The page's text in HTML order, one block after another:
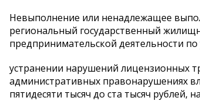
Невыполнение или ненадлежащее
региональный государственный
предпринимательской деятельности
устранении нарушений лицензионных
административных правонарушениях
пятидесяти тысяч до ста тысяч рублей,